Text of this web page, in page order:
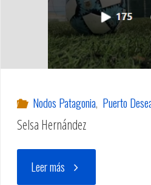
Nodos Patagonia, Puerto
Selsa Hernández
Leer más"Selsa